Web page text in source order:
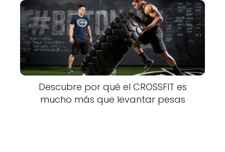
Descubre por qué el CROSSFIT es
mucho más que levantar pesas